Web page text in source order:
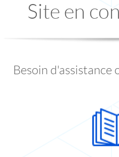
Site en
Besoin d'assistance